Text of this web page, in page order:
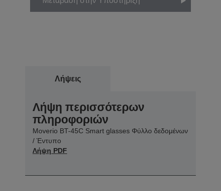
Λήψεις
Λήψη περισσότερων
πληροφοριών
Moverio BT-45C Smart glasses Φύλλο δεδομένων
/ Έντυπο
Λήψη PDF